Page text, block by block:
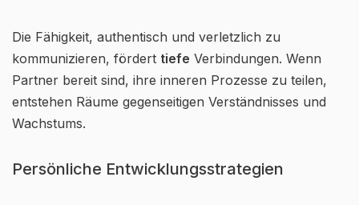
Die Fähigkeit, authentisch und verletzlich zu
kommunizieren, fördert tiefe Verbindungen. Wenn
Partner bereit sind, ihre inneren Prozesse zu teilen,
entstehen Räume gegenseitigen Verständnisses und
Wachstums.
Persönliche Entwicklungsstrategien